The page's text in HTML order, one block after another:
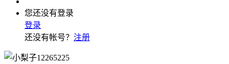
您还没有登录
登录
还没有帐号？ 注册